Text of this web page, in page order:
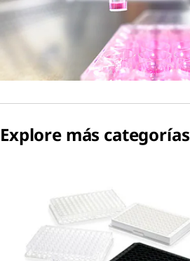
Explore más categorías